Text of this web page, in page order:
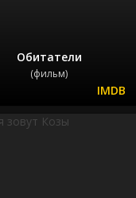
Обитатели
(фильм)